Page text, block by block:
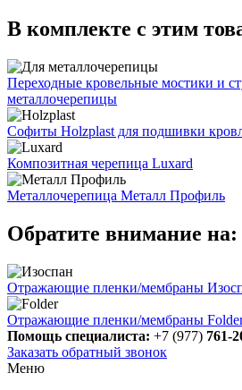
В комплекте с этим
Переходные кровельные мостики и
металлочерепицы
Софиты Holzplast для подшивки
Композитная черепица Luxard
Металлочерепица Металл Профиль
Обратите внимание на:
Отражающие пленки/мембраны
Отражающие пленки/мембраны
Помощь специалиста: +7 (977) 761-
Заказать обратный звонок
Меню